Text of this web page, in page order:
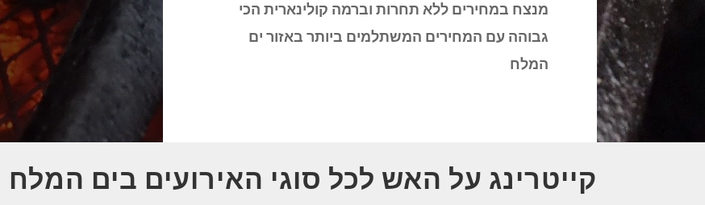
מנצח במחירים ללא תחרות וברמה קולינארית הכי
גבוהה עם המחירים המשתלמים ביותר באזור ים
המלח
קייטרינג על האש לכל סוגי האירועים בים המלח